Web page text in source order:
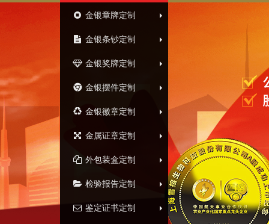
金银章牌定制
金银条钞定制
金银奖牌定制
金银摆件定制
金银徽章定制
金属证章定制
外包装盒定制
检验报告定制
鉴定证书定制